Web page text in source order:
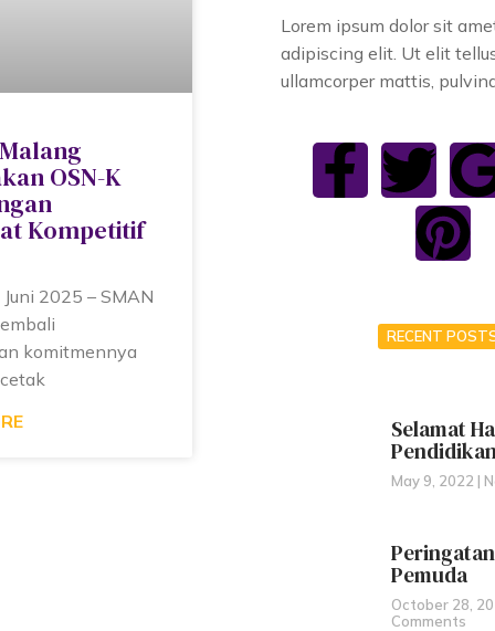
OSN-K
Kompetitif
2025 – SMAN
komitmennya
Lorem ipsum dolor sit
adipiscing elit. Ut elit
ullamcorper mattis,
RECENT
Selamat
May 9, 2022
Pemuda
October 28,
Comments